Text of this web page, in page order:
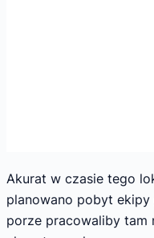
Akurat w czasie tego
planowano pobyt
porze pracowaliby tam